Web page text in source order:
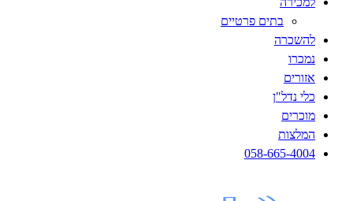
בתים פרטיים
להשכרה
נמכרו
אזורים
כלי נדל"ן
מוכרים
המלצות
058-665-4004